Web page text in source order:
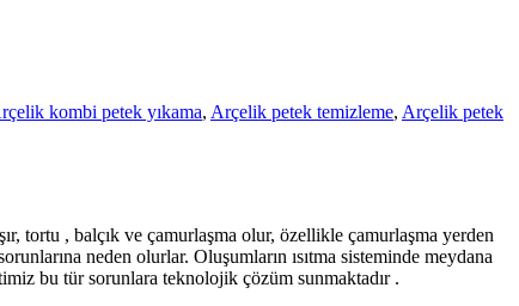
kombi petek yıkama, Arçelik petek temizleme, Arçelik petek
tortu , balçık ve çamurlaşma olur, özellikle çamurlaşma yerden
neden olurlar. Oluşumların ısıtma sisteminde meydana
bu tür sorunlara teknolojik çözüm sunmaktadır .